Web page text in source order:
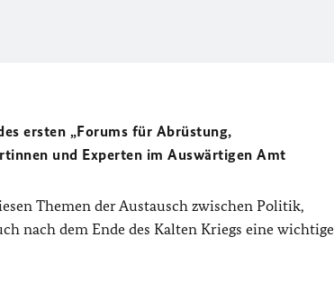
ersten „Forums für Abrüstung,
und Experten im Auswärtigen Amt
Themen der Austausch zwischen Politik,
nach dem Ende des Kalten Kriegs eine wichtige